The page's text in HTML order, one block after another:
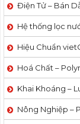
Điện Tử – Bán
Hệ thống lọc
Hiệu Chuẩn
Hoá Chất –
Khai Khoáng –
Nông Nghiệp –